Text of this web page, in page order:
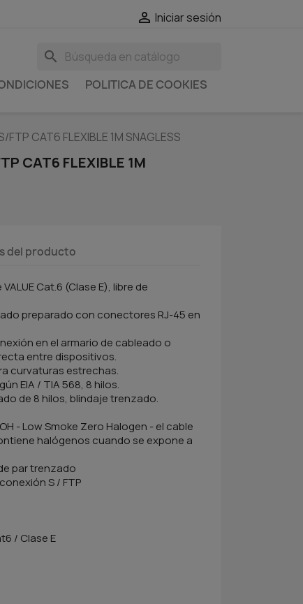
 Iniciar sesión
search
POLITICA DE COOKIES
FTP CAT6 FLEXIBLE 1M SNAGLESS
CAT6 FLEXIBLE 1M
del producto
Cat.6 (Clase E), libre de
preparado con conectores RJ-45 en
en el armario de cableado o
entre dispositivos.
curvaturas estrechas.
EIA / TIA 568, 8 hilos.
de 8 hilos, blindaje trenzado.
- Low Smoke Zero Halogen - el cable
halógenos cuando se expone a
par trenzado
S / FTP
/ Clase E